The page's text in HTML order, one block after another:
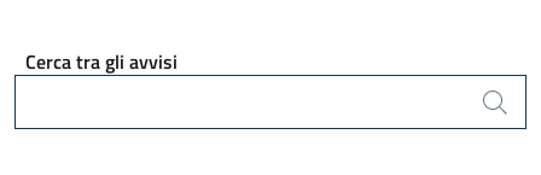
Cerca tra gli avvisi
Cerca